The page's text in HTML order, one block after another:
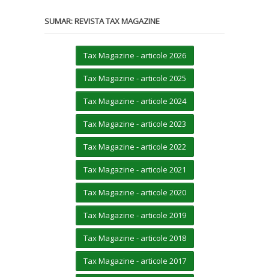
SUMAR: REVISTA TAX MAGAZINE
Tax Magazine - articole 2026
Tax Magazine - articole 2025
Tax Magazine - articole 2024
Tax Magazine - articole 2023
Tax Magazine - articole 2022
Tax Magazine - articole 2021
Tax Magazine - articole 2020
Tax Magazine - articole 2019
Tax Magazine - articole 2018
Tax Magazine - articole 2017